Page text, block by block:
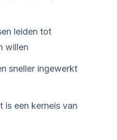
leiden tot
willen
sneller ingewerkt
een kerneis van